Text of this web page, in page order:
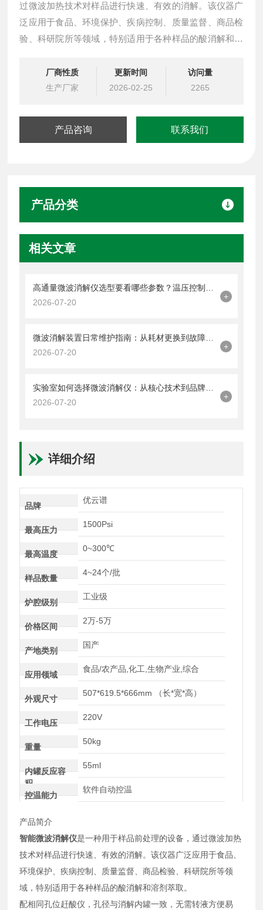
过微波加热技术对样品进行快速、有效的消解。该仪器广
泛应用于食品、环境保护、疾病控制、质量监督、商品检
验、科研院所等领域，特别适用于各种样品的酸消解和溶
厂商性质
生产厂家
更新时间
2026-02-25
访问量
2265
产品咨询 联系我们
产品分类
相关文章
高通量微波消解仪选型要看哪些参数？温压控制、罐体容量与品牌技术解读
2026-07-20
+
微波消解装置日常维护指南：从耗材更换到故障排查的品牌技术解析
2026-07-20
+
实验室如何选择微波消解仪：从核心技术到品牌产品应用价值解析
2026-07-20
+
详细介绍
品牌
优云谱
最高压力
1500Psi
最高温度
0~300℃
样品数量
4~24个/批
炉腔级别
工业级
价格区间
2万-5万
产地类别
国产
应用领域
食品/农产品,化工,生物产业,综合
外观尺寸
507*619.5*666mm （长*宽*高）
工作电压
220V
重量
50kg
内罐反应容
积
55ml
控温能力
软件自动控温
产品简介
智能微波消解仪是一种用于样品前处理的设备，通过微波加热
技术对样品进行快速、有效的消解。该仪器广泛应用于食品、
环境保护、疾病控制、质量监督、商品检验、科研院所等领
域，特别适用于各种样品的酸消解和溶剂萃取。
配相同孔位赶酸仪，孔径与消解内罐一致，无需转液方便易